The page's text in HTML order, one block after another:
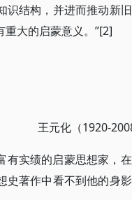
识结构，并进而推动新
大的启蒙意义。”[2]
王元化（1920-
有实绩的启蒙思想家，
史著作中看不到他的身